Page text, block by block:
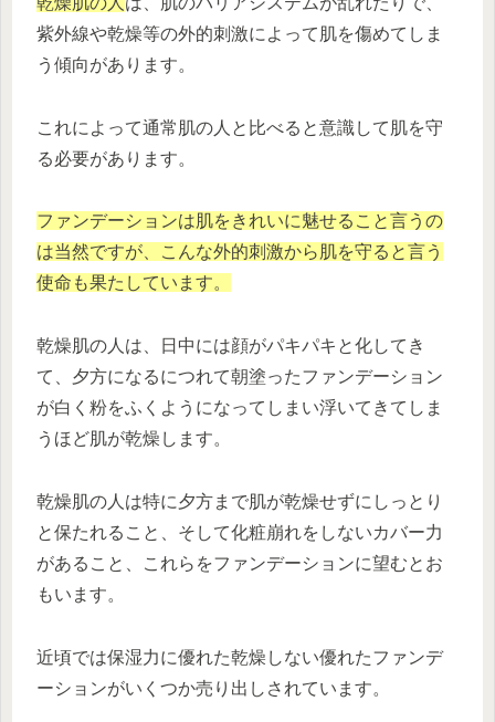
紫外線や乾燥等の外的刺激によって肌を傷めてしま
う傾向があります。
これによって通常肌の人と比べると意識して肌を守
る必要があります。
ファンデーションは肌をきれいに魅せること言うの
は当然ですが、こんな外的刺激から肌を守ると言う
使命も果たしています。
乾燥肌の人は、日中には顔がパキパキと化してき
て、夕方になるにつれて朝塗ったファンデーション
が白く粉をふくようになってしまい浮いてきてしま
うほど肌が乾燥します。
乾燥肌の人は特に夕方まで肌が乾燥せずにしっとり
と保たれること、そして化粧崩れをしないカバー力
があること、これらをファンデーションに望むとお
もいます。
近頃では保湿力に優れた乾燥しない優れたファンデ
ーションがいくつか売り出しされています。